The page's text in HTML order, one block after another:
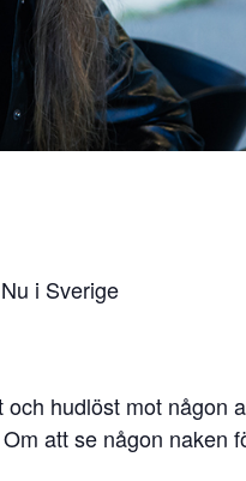
i Sverige
hudlöst mot någon
att se någon naken